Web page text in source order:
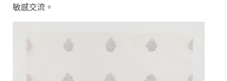
敏感交流。